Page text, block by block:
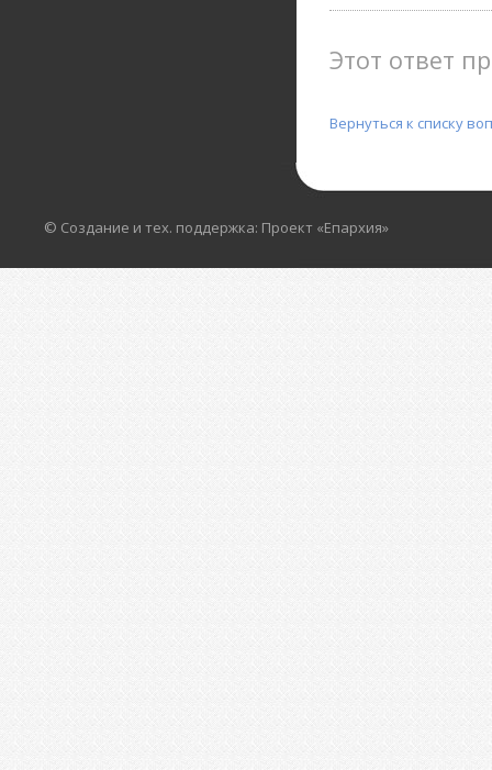
Этот ответ
Вернуться к списку
© Создание и тех. поддержка: Проект «Епархия»